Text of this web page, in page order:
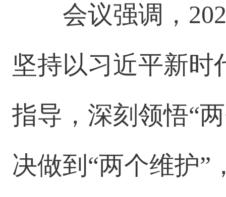
会议强调，
坚持以习近平新时
指导，深刻领悟“
决做到“两个维护”